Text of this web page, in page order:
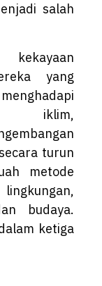
salah
yang
iklim,
turun
metode
budaya.
ketiga